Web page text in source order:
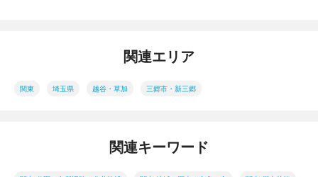
関連エリア
関東 埼玉県 越谷・草加 三郷市・新三郷
関連キーワード